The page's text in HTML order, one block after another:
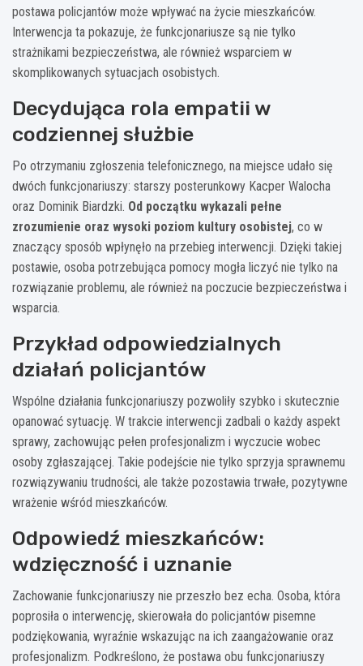
postawa policjantów może wpływać na życie mieszkańców.
Interwencja ta pokazuje, że funkcjonariusze są nie tylko
strażnikami bezpieczeństwa, ale również wsparciem w
skomplikowanych sytuacjach osobistych.
Decydująca rola empatii w
codziennej służbie
Po otrzymaniu zgłoszenia telefonicznego, na miejsce udało się
dwóch funkcjonariuszy: starszy posterunkowy Kacper Walocha
oraz Dominik Biardzki. Od początku wykazali pełne
zrozumienie oraz wysoki poziom kultury osobistej, co w
znaczący sposób wpłynęło na przebieg interwencji. Dzięki takiej
postawie, osoba potrzebująca pomocy mogła liczyć nie tylko na
rozwiązanie problemu, ale również na poczucie bezpieczeństwa i
wsparcia.
Przykład odpowiedzialnych
działań policjantów
Wspólne działania funkcjonariuszy pozwoliły szybko i skutecznie
opanować sytuację. W trakcie interwencji zadbali o każdy aspekt
sprawy, zachowując pełen profesjonalizm i wyczucie wobec
osoby zgłaszającej. Takie podejście nie tylko sprzyja sprawnemu
rozwiązywaniu trudności, ale także pozostawia trwałe, pozytywne
wrażenie wśród mieszkańców.
Odpowiedź mieszkańców:
wdzięczność i uznanie
Zachowanie funkcjonariuszy nie przeszło bez echa. Osoba, która
poprosiła o interwencję, skierowała do policjantów pisemne
podziękowania, wyraźnie wskazując na ich zaangażowanie oraz
profesjonalizm. Podkreślono, że postawa obu funkcjonariuszy